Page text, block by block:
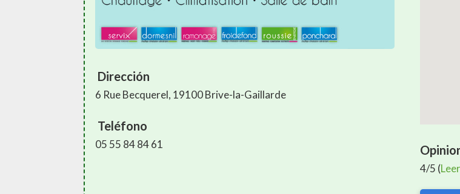
Dirección
6 Rue Becquerel, 19100 Brive-la-Gaillarde
Teléfono
05 55 84 84 61
4/5 (